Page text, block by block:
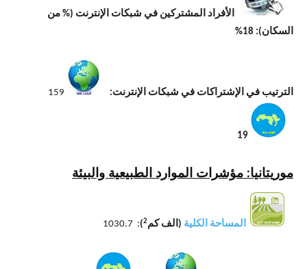
الأفراد المشتركين في شبكات الإنترنت (% من
السكان): 18%
الترتيب في الإشتراكات في شبكات الإنترنت:
موريتانيا: مؤشرات الموارد الطبيعية والبيئة
المساحة الكلية (الف كم2
)
: 1030.7